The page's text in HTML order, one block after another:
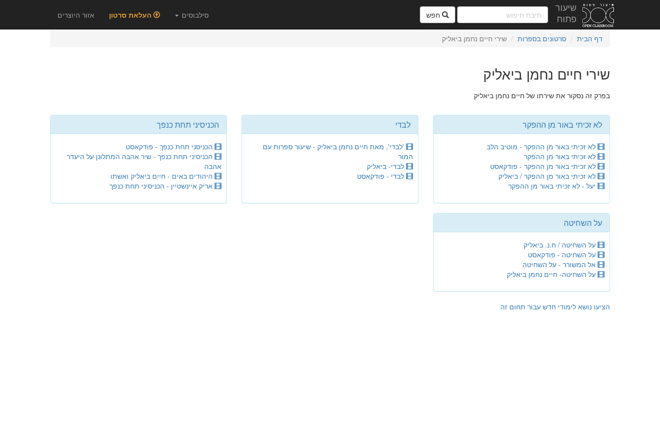
שיעור
פתוח
חפש סילבוסים העלאת סרטון אזור היוצרים
דף הבית סרטונים בספרות שירי חיים נחמן ביאליק
שירי חיים נחמן ביאליק
בפרק זה נסקור את שירתו של חיים נחמן ביאליק
לא זכיתי באור מן ההפקר
לא זכיתי באור מן ההפקר - מוטיב הלב
לא זכיתי באור מן ההפקר
לא זכיתי באור מן ההפקר - פודקאסט
לא זכיתי באור מן ההפקר / ביאליק
יעל - לא זכיתי באור מן ההפקר
לבדי
'לבדי', מאת חיים נחמן ביאליק - שיעור ספרות עם
המור
לבדי- ביאליק
לבדי - פודקאסט
הכניסיני תחת כנפך
הכניסני תחת כנפך - פודקאסט
הכניסיני תחת כנפך - שיר אהבה המתלונן על היעדר
אהבה
היהודים באים - חיים ביאליק ואשתו
אריק איינשטיין - הכניסיני תחת כנפך
על השחיטה
על השחיטה / ח.נ. ביאליק
על השחיטה - פודקאסט
אל המשורר - על השחיטה
על השחיטה- חיים נחמן ביאליק
הציעו נושא לימודי חדש עבור תחום זה